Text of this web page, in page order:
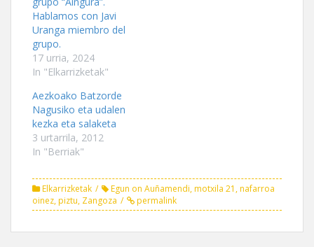
b
o
o
k
(
O
p
n
s
i
n
n
e
w
w
d
o
w
)
t
e
r
O
p
e
s
i
n
n
e
w
o
w
)
w
w
i
n
o
Hablamos con Javi
Uranga miembro del
grupo.
17 urria, 2024
In "Elkarrizketak"
Aezkoako Batzorde
Nagusiko eta udalen
kezka eta salaketa
3 urtarrila, 2012
In "Berriak"
Elkarrizketak Egun on Auñamendi,motxila 21 ,nafarroa
oinez,piztu, Zangoza permalink